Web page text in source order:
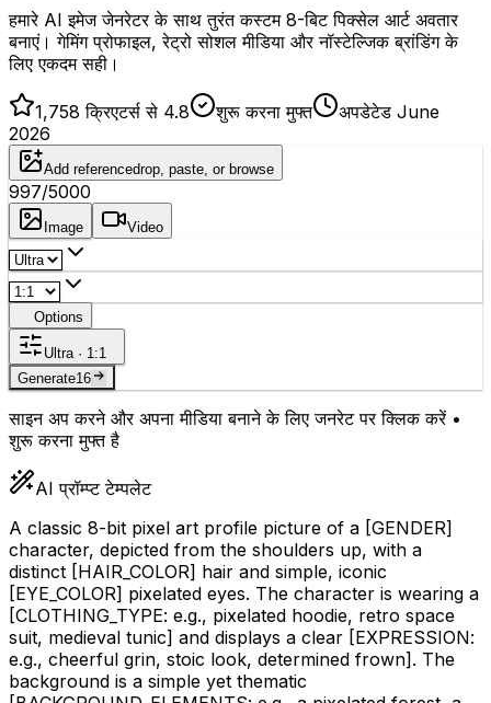
हमारे AI इमेज जेनरेटर के साथ तुरंत कस्टम 8-बिट पिक्सेल आर्ट अवतार
बनाएं। गेमिंग प्रोफाइल, रेट्रो सोशल मीडिया और नॉस्टेल्जिक ब्रांडिंग के
लिए एकदम सही।
1,758 क्रिएटर्स से 4.8 शुरू करना मुफ्त
अपडेटेड June
2026
Add referencedrop, paste, or browse
997/5000
Image Video
Options
Ultra · 1:1
Generate16
साइन अप करने और अपना मीडिया बनाने के लिए जनरेट पर क्लिक करें •
शुरू करना मुफ्त है
AI प्रॉम्प्ट टेम्पलेट
A classic 8-bit pixel art profile picture of a [GENDER]
character, depicted from the shoulders up, with a
distinct [HAIR_COLOR] hair and simple, iconic
[EYE_COLOR] pixelated eyes. The character is wearing a
[CLOTHING_TYPE: e.g., pixelated hoodie, retro space
suit, medieval tunic] and displays a clear [EXPRESSION:
e.g., cheerful grin, stoic look, determined frown]. The
background is a simple yet thematic